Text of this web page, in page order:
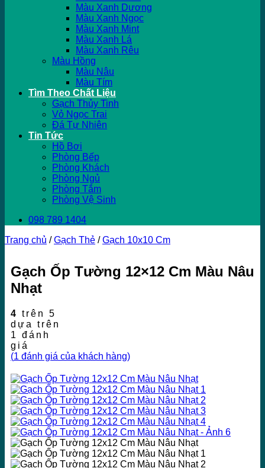
Màu Xanh Dương
Màu Xanh Ngọc
Màu Xanh Mint
Màu Xanh Lá
Màu Xanh Rêu
Màu Hồng
Màu Nâu
Màu Tím
Tìm Theo Chất Liệu
Gạch Thủy Tinh
Vỏ Ngọc Trai
Đá Tự Nhiên
Tin Tức
Hồ Bơi
Phòng Bếp
Phòng Khách
Phòng Ngủ
Phòng Tắm
Phòng Vệ Sinh
098 789 1404
Trang chủ / Gạch Thẻ / Gạch 10x10 Cm
Gạch Ốp Tường 12×12 Cm Màu Nâu
Nhạt
4 trên 5
dựa trên
1
đánh
giá
(1 đánh giá của khách hàng)